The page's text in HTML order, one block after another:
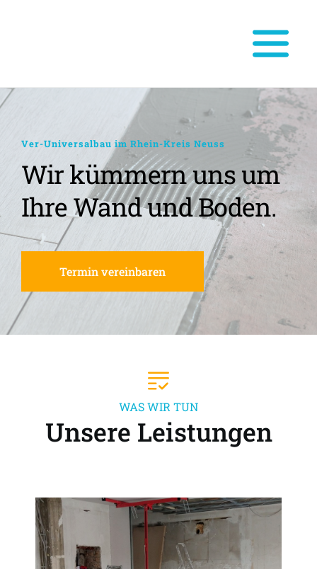
Ver-Universalbau im Rhein-Kreis Neuss
Wir kümmern uns um
Ihre Wand und Boden.
Termin vereinbaren
WAS WIR TUN
Unsere Leistungen